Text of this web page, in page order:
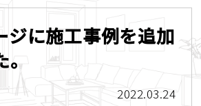
ジに施工事例を追加
2022.03.24